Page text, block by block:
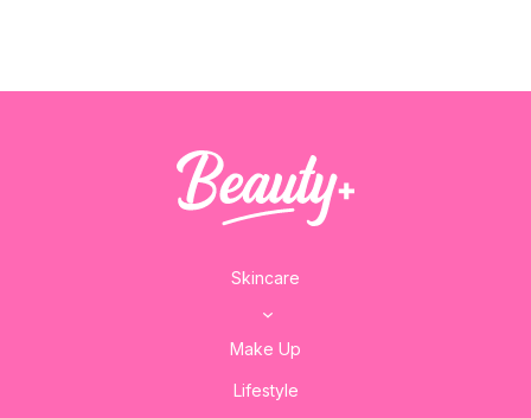
Skincare
Make Up
Lifestyle